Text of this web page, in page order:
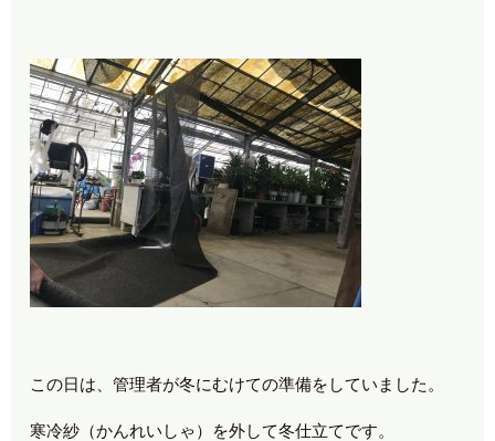
この日は、管理者が冬にむけての準備をしていました。
寒冷紗（かんれいしゃ）を外して冬仕立てです。